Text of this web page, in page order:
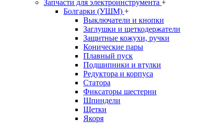
Запчасти для электроинструмента +
Болгарки (УШМ) +
Выключатели и кнопки
Заглушки и щеткодержатели
Защитные кожухи, ручки
Конические пары
Плавный пуск
Подшипники и втулки
Редуктора и корпуса
Статора
Фиксаторы шестерни
Шпиндели
Щетки
Якоря